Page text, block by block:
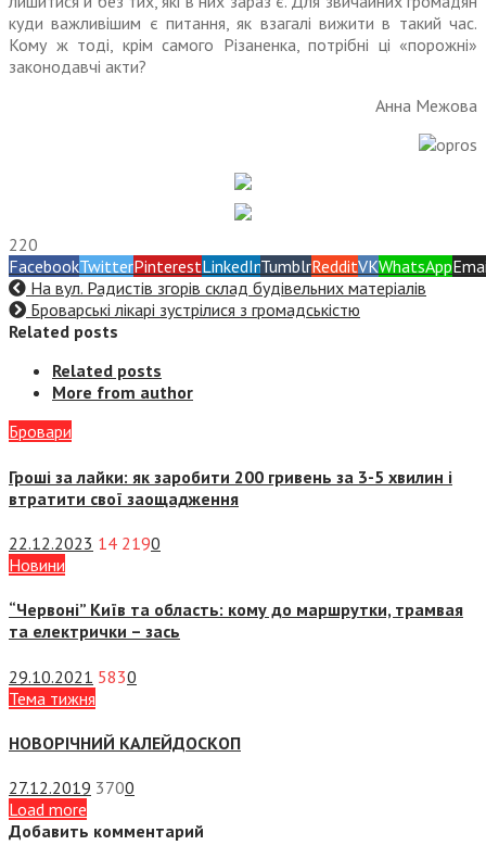
куди важливішим є питання, як взагалі вижити в такий час.
Кому ж тоді, крім самого Різаненка, потрібні ці «порожні»
законодавчі акти?
Анна Межова
220
FacebookTwitterPinterestLinkedInTumblrRedditVKWhatsApp
На вул. Радистів згорів склад будівельних матеріалів
Броварські лікарі зустрілися з громадськістю
Related posts
Related posts
More from author
Бровари
Гроші за лайки: як заробити 200 гривень за 3-5 хвилин і
втратити свої заощадження
22.12.2023 14 2190
Новини
“Червоні” Київ та область: кому до маршрутки, трамвая
та електрички – зась
29.10.2021 5830
Тема тижня
НОВОРІЧНИЙ КАЛЕЙДОСКОП
27.12.2019 3700
Load more
Добавить комментарий